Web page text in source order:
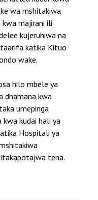
wa mshitakiwa
majirani ili
kujeruhiwa na
katika Kituo
wake.
hilo mbele ya
dhamana kwa
umepinga
kudai hali ya
Hospitali ya
itakapotajwa tena.